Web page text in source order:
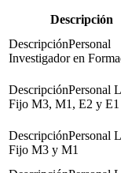
Descripción
Personal
Investigador en
Personal
Fijo M3, M1, E2 y E1
Personal
Fijo M3 y M1